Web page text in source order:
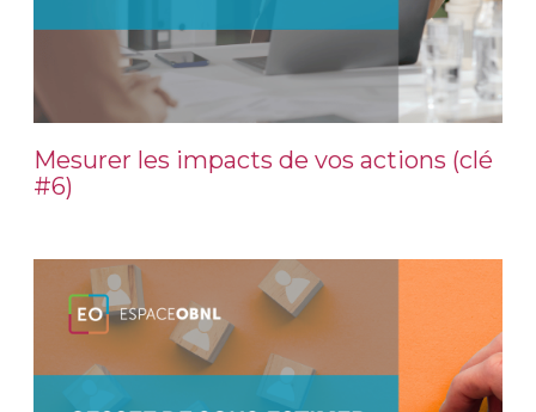
Mesurer les impacts de vos actions (clé
#6)